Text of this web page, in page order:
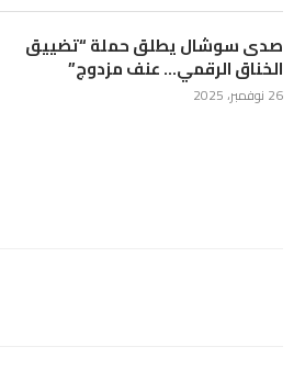
صدى سوشال يطلق حملة “تضييق
الخناق الرقمي… عنف مزدوج”
26 نوفمبر، 2025